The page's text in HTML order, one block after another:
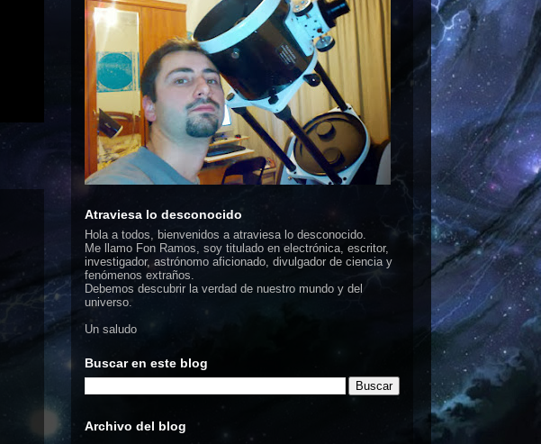
Atraviesa lo desconocido
Hola a todos, bienvenidos a atraviesa lo desconocido.
Me llamo Fon Ramos, soy titulado en electrónica, escritor,
investigador, astrónomo aficionado, divulgador de ciencia y
fenómenos extraños.
Debemos descubrir la verdad de nuestro mundo y del
universo.
Un saludo
Buscar en este blog
Archivo del blog